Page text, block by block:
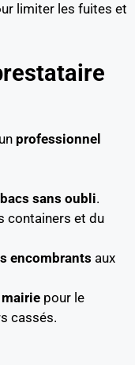
limiter les fuites et
professionnel
sans oubli.
containers et du
encombrants aux
pour le
cassés.